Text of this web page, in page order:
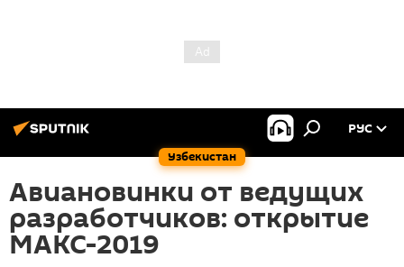
Узбекистан
РУС
Авиановинки от ведущих
разработчиков: открытие
МАКС-2019